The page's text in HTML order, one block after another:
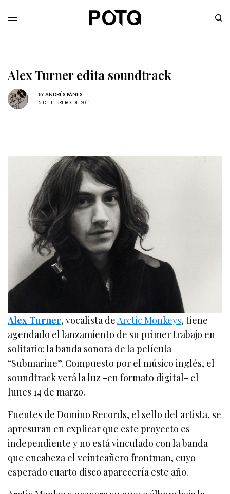
Alex Turner edita soundtrack
BY ANDRÉS PANES
5 DE FEBRERO DE 2011
Alex Turner, vocalista de Arctic Monkeys, tiene
agendado el lanzamiento de su primer trabajo en
solitario: la banda sonora de la película
“Submarine”. Compuesto por el músico inglés, el
soundtrack verá la luz -en formato digital- el
lunes 14 de marzo.
Fuentes de Domino Records, el sello del artista, se
apresuran en explicar que este proyecto es
independiente y no está vinculado con la banda
que encabeza el veinteañero frontman, cuyo
esperado cuarto disco aparecería este año.